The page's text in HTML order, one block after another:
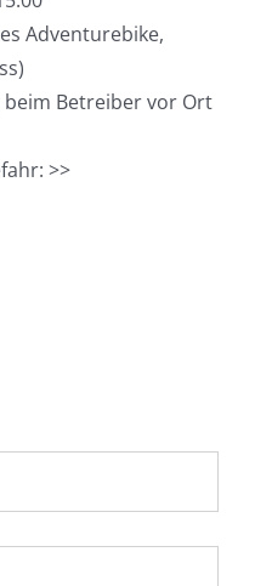
Adventurebike,
beim Betreiber vor Ort
>>